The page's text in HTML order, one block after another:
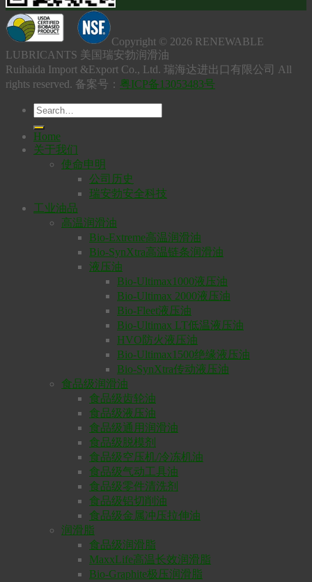
Copyright © 2026 RENEWABLE
LUBRICANTS 美国瑞安勃润滑油
Ruihaida Import &Export Co., Ltd. 瑞海达进出口有限公司 All
rights reserved. 备案号： 粤ICP备13053483号
Home
关于我们
使命申明
公司历史
瑞安勃安全科技
工业油品
高温润滑油
Bio-Extreme高温润滑油
Bio-SynXtra高温链条润滑油
液压油
Bio-Ultimax1000液压油
Bio-Ultimax 2000液压油
Bio-Fleet液压油
Bio-Ultimax LT低温液压油
HVO防火液压油
Bio-Ultimax1500绝缘液压油
Bio-SynXtra传动液压油
食品级润滑油
食品级齿轮油
食品级液压油
食品级通用润滑油
食品级脱模剂
食品级空压机/冷冻机油
食品级气动工具油
食品级零件清洗剂
食品级铝切削油
食品级金属冲压拉伸油
润滑脂
食品级润滑脂
MaxxLife高温长效润滑脂
Bio-Graphite极压润滑脂